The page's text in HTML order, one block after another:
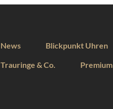
News Blickpunkt Uhren
Trauringe & Co. Premium